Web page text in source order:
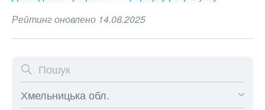
Рейтинг оновлено 14.08.2025